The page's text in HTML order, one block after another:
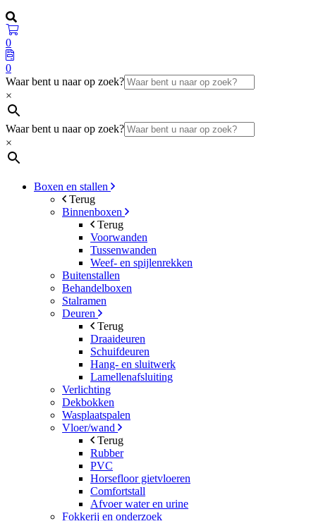
0
0
Waar bent u naar op zoek?
×
Waar bent u naar op zoek?
×
Boxen en stallen
Terug
Binnenboxen
Terug
Voorwanden
Tussenwanden
Weef- en spijlenrekken
Buitenstallen
Behandelboxen
Stalramen
Deuren
Terug
Draaideuren
Schuifdeuren
Hang- en sluitwerk
Lamellenafsluiting
Verlichting
Dekbokken
Wasplaatspalen
Vloer/wand
Terug
Rubber
PVC
Horsefloor gietvloeren
Comfortstall
Afvoer water en urine
Fokkerij en onderzoek